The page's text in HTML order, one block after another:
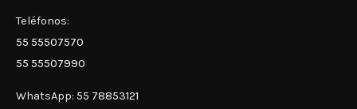
Teléfonos:
55 55507570
55 55507990
WhatsApp: 55 78853121